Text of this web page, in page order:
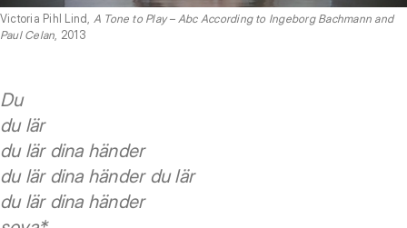
Victoria Pihl Lind, A Tone to Play – Abc According to Ingeborg Bachmann and
Paul Celan , 2013
Du
du lär
du lär dina händer
du lär dina händer du lär
du lär dina händer